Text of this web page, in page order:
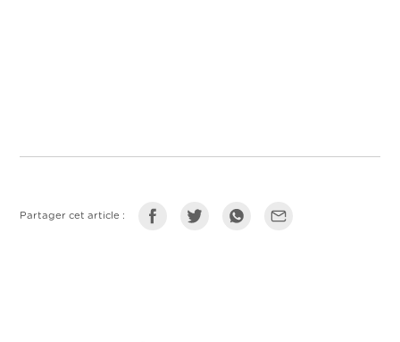
Partager cet article :